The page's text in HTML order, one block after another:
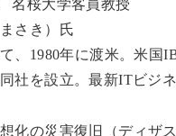
名桜大学客員教授
さき）氏
、1980年に渡米。米
社を設立。最新ITビジ
化の災害復旧（ディザ